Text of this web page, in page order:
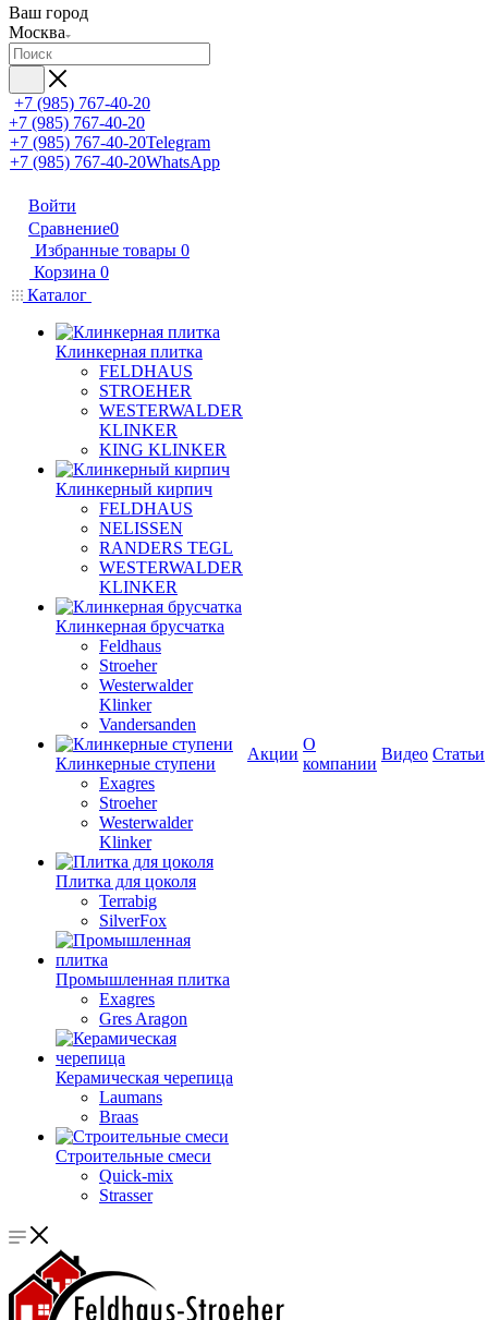
Ваш город
Москва
+7 (985) 767-40-20
+7 (985) 767-40-20
+7 (985) 767-40-20Telegram
+7 (985) 767-40-20WhatsApp
Войти
Сравнение0
Избранные товары 0
Корзина 0
Каталог
Клинкерная плитка
FELDHAUS
STROEHER
WESTERWALDER
KLINKER
KING KLINKER
Клинкерный кирпич
FELDHAUS
NELISSEN
RANDERS TEGL
WESTERWALDER
KLINKER
Клинкерная брусчатка
Feldhaus
Stroeher
Westerwalder
Klinker
Vandersanden
Клинкерные ступени
Exagres
Stroeher
Westerwalder
Klinker
Плитка для цоколя
Terrabig
SilverFox
Промышленная плитка
Exagres
Gres Aragon
Керамическая черепица
Laumans
Braas
Строительные смеси
Quick-mix
Strasser
Акции
О
компании
Видео Статьи